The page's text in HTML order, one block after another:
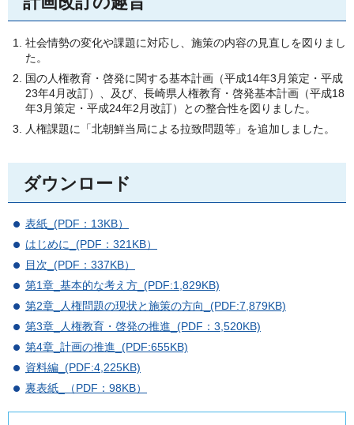
社会情勢の変化や課題に対応し、施策の内容の見直しを図りまし
た。
国の人権教育・啓発に関する基本計画（平成14年3月策定・平成
23年4月改訂）、及び、長崎県人権教育・啓発基本計画（平成18
年3月策定・平成24年2月改訂）との整合性を図りました。
人権課題に「北朝鮮当局による拉致問題等」を追加しました。
ダウンロード
表紙_(PDF：13KB）
はじめに_(PDF：321KB）
目次_(PDF：337KB）
第1章_基本的な考え方_(PDF:1,829KB)
第2章_人権問題の現状と施策の方向_(PDF:7,879KB)
第3章_人権教育・啓発の推進_(PDF：3,520KB)
第4章_計画の推進_(PDF:655KB)
資料編_(PDF:4,225KB)
裏表紙_（PDF：98KB）